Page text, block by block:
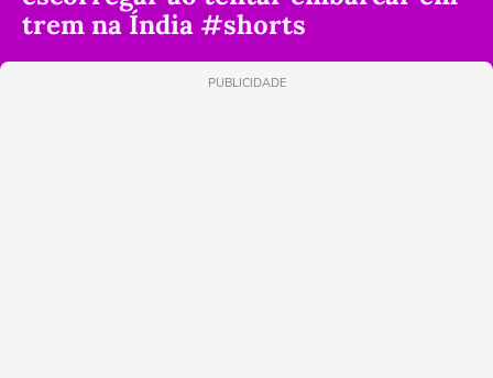
trem na Índia #shorts
PUBLICIDADE